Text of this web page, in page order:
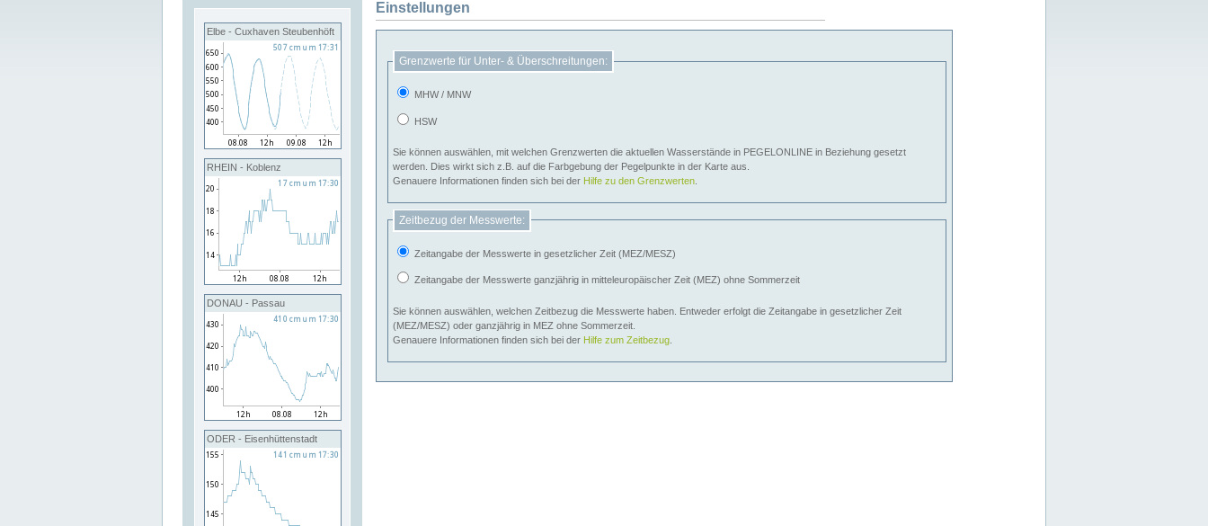
Elbe - Cuxhaven Steubenhöft
RHEIN - Koblenz
DONAU - Passau
ODER - Eisenhüttenstadt
Einstellungen
Grenzwerte für Unter- & Überschreitungen:
MHW / MNW
HSW
Sie können auswählen, mit welchen Grenzwerten die aktuellen Wasserstände in PEGELONLINE in Beziehung gesetzt
werden. Dies wirkt sich z.B. auf die Farbgebung der Pegelpunkte in der Karte aus.
Genauere Informationen finden sich bei der Hilfe zu den Grenzwerten
Zeitbezug der Messwerte:
Zeitangabe der Messwerte in gesetzlicher Zeit (MEZ/MESZ)
Zeitangabe der Messwerte ganzjährig in mitteleuropäischer Zeit (MEZ) ohne Sommerzeit
Sie können auswählen, welchen Zeitbezug die Messwerte haben. Entweder erfolgt die Zeitangabe in gesetzlicher Zeit
(MEZ/MESZ) oder ganzjährig in MEZ ohne Sommerzeit.
Genauere Informationen finden sich bei der Hilfe zum Zeitbezug